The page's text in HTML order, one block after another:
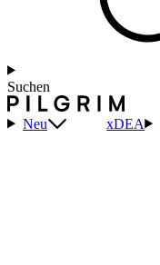
Suchen
Neu xDEA